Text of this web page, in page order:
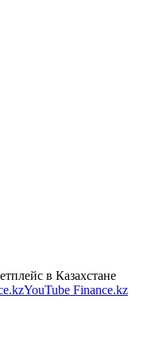
в Казахстане
YouTube Finance.kz